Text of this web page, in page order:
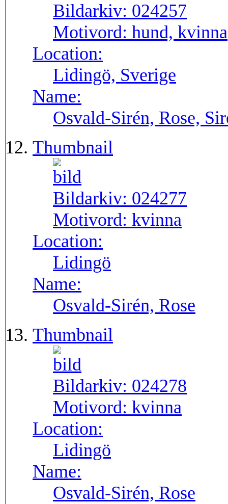
Bildarkiv: 024257
Motivord: hund, kvinna
Location:
Lidingö, Sverige
Name:
Osvald-Sirén, Rose,
Thumbnail
Bildarkiv: 024277
Motivord: kvinna
Location:
Lidingö
Name:
Osvald-Sirén, Rose
Thumbnail
Bildarkiv: 024278
Motivord: kvinna
Location:
Lidingö
Name:
Osvald-Sirén, Rose